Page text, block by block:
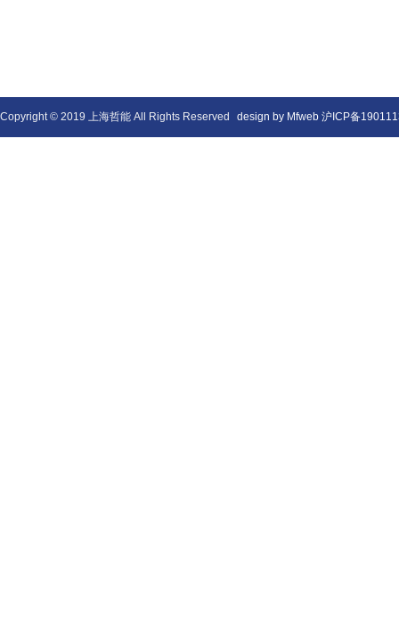
Copyright © 2019 上海哲能 All Rights Reserved design by Mfweb 沪ICP备